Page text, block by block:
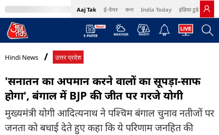
Aaj Tak ई-पेपर বাংলা India Today इंडिया टुडे हिंदी
MumbaiTak Cosmopolitan Harper's Bazaar Northeast
Hindi News उत्तर प्रदेश
'सनातन का अपमान करने वालों का सूपड़ा-साफ
होगा', बंगाल में BJP की जीत पर गरजे योगी
मुख्यमंत्री योगी आदित्यनाथ ने पश्चिम बंगाल चुनाव नतीजों पर
जनता को बधाई देते हुए कहा कि ये परिणाम जनहित की